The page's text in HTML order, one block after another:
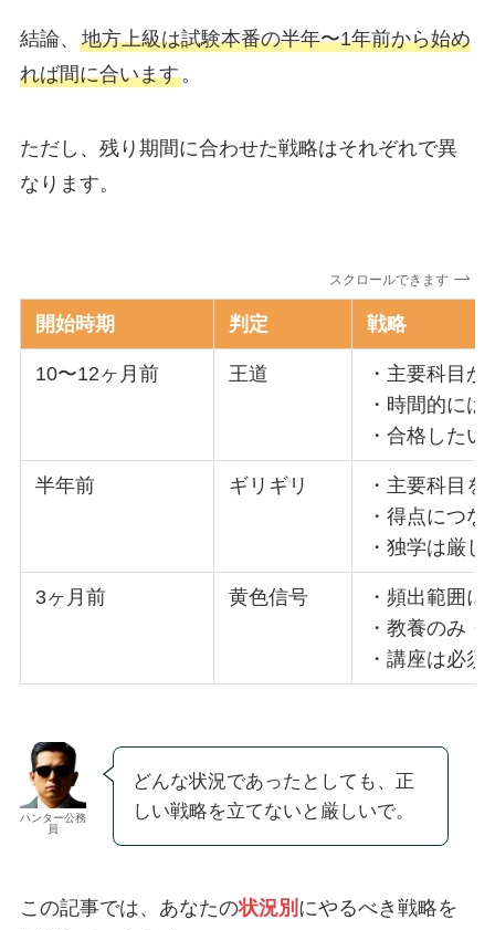
結論、 地方上級は試験本番の半年〜1年前から始め
れば間に合います。
ただし、残り期間に合わせた戦略はそれぞれで異
なります。
スクロールできます
開始時期 判定 戦略
10〜12ヶ月前 王道
・主要科目
・時間的に
・合格した
半年前 ギリギリ
・主要科目
・得点につ
・独学は厳し
3ヶ月前 黄色信号
・頻出範囲
・教養のみ
・講座は必須
ハンター公務
員
どんな状況であったとしても、正
しい戦略を立てないと厳しいで。
この記事では、あなたの状況別 にやるべき戦略を